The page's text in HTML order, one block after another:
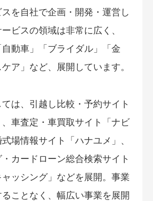
を自社で企画・開発・運営し
ビスの領域は非常に広く、
自動車」「ブライダル」「金
ア」など、展開しています。
は、引越し比較・予約サイト
、車査定・車買取サイト「ナビ
場情報サイト「ハナユメ」、
カードローン総合検索サイト
ャッシング」などを展開。事業
ことなく、幅広い事業を展開